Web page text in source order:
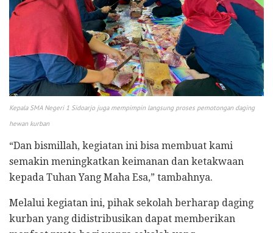
Kepala SMA Negeri 1 Sidoarjo juga mempimpin langsung proses pemotongan daging
hewan kurban
“Dan bismillah, kegiatan ini bisa membuat kami
semakin meningkatkan keimanan dan ketakwaan
kepada Tuhan Yang Maha Esa,” tambahnya.
​Melalui kegiatan ini, pihak sekolah berharap daging
kurban yang didistribusikan dapat memberikan